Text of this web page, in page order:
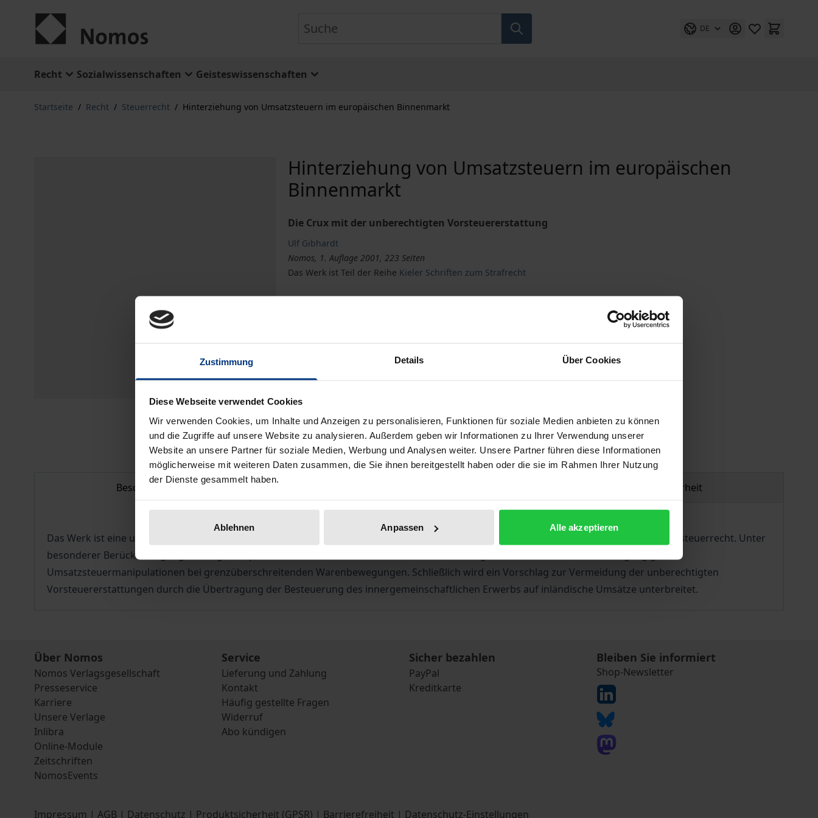
Zustimmung Details Über Cookies
Diese Webseite verwendet Cookies
Wir verwenden Cookies, um Inhalte und Anzeigen zu personalisieren, Funktionen für soziale Medien anbieten zu können
und die Zugriffe auf unsere Website zu analysieren. Außerdem geben wir Informationen zu Ihrer Verwendung unserer
Website an unsere Partner für soziale Medien, Werbung und Analysen weiter. Unsere Partner führen diese Informationen
möglicherweise mit weiteren Daten zusammen, die Sie ihnen bereitgestellt haben oder die sie im Rahmen Ihrer Nutzung
der Dienste gesammelt haben.
Ablehnen Anpassen Alle akzeptieren
DE
Recht Sozialwissenschaften Geisteswissenschaften
Startseite / Recht / Steuerrecht / Hinterziehung von Umsatzsteuern im europäischen Binnenmarkt
Hinterziehung von Umsatzsteuern im europäischen
Binnenmarkt
Die Crux mit der unberechtigten Vorsteuererstattung
Ulf Gibhardt
Nomos, 1. Auflage 2001, 223 Seiten
Das Werk ist Teil der Reihe Kieler Schriften zum Strafrecht
Hinweise zu Versandkosten
Beschreibung Produktsicherheit
Das Werk ist eine umfassende und mit vielen Beispielen angereicherte Einführung in das inländische und innergemeinschaftliche Umsatzsteuerrecht. Unter
besonderer Berücksichtigung des sog. Kompensationsverbots nach § 370 Abs. 4 S. 3 AO würdigt der Verfasser vertiefend die gängigsten
Umsatzsteuermanipulationen bei grenzüberschreitenden Warenbewegungen. Schließlich wird ein Vorschlag zur Vermeidung der unberechtigten
Vorsteuererstattungen durch die Übertragung der Besteuerung des innergemeinschaftlichen Erwerbs auf inländische Umsätze unterbreitet.
Über Nomos
Nomos Verlagsgesellschaft
Presseservice
Karriere
Unsere Verlage
Inlibra
Online-Module
Zeitschriften
NomosEvents
Service
Lieferung und Zahlung
Kontakt
Häufig gestellte Fragen
Widerruf
Abo kündigen
Sicher bezahlen
PayPal
Kreditkarte
Bleiben Sie informiert
Shop-Newsletter
Impressum | AGB | Datenschutz | Produktsicherheit (GPSR) | Barrierefreiheit | Datenschutz-Einstellungen